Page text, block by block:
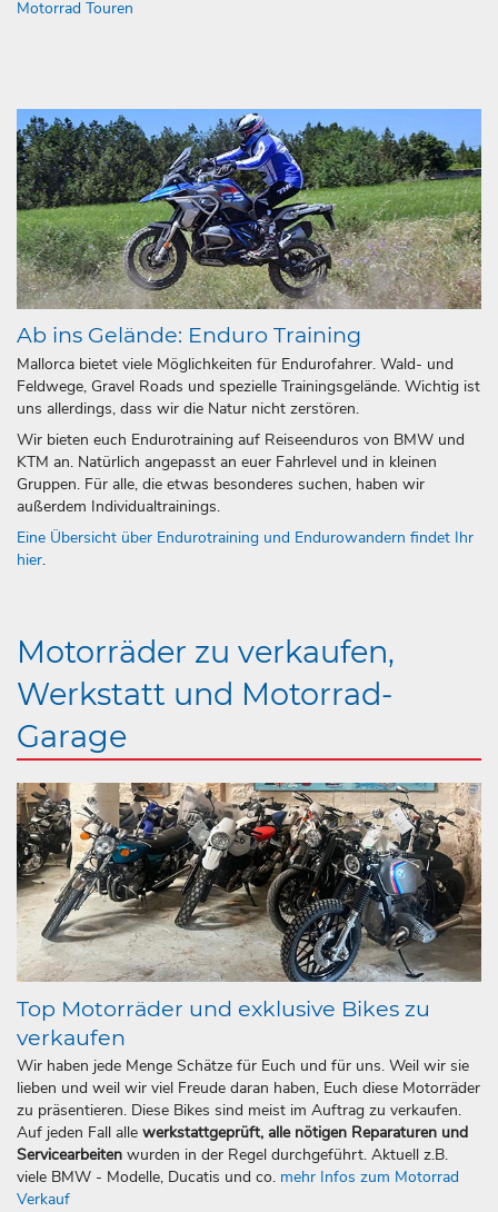
Motorrad Touren
Ab ins Gelände: Enduro Training
Mallorca bietet viele Möglichkeiten für Endurofahrer. Wald- und
Feldwege, Gravel Roads und spezielle Trainingsgelände. Wichtig ist
uns allerdings, dass wir die Natur nicht zerstören.
Wir bieten euch Endurotraining auf Reiseenduros von BMW und
KTM an. Natürlich angepasst an euer Fahrlevel und in kleinen
Gruppen. Für alle, die etwas besonderes suchen, haben wir
außerdem Individualtrainings.
Eine Übersicht über Endurotraining und Endurowandern findet Ihr
hier.
Motorräder zu verkaufen,
Werkstatt und Motorrad-
Garage
Top Motorräder und exklusive Bikes zu
verkaufen
Wir haben jede Menge Schätze für Euch und für uns. Weil wir sie
lieben und weil wir viel Freude daran haben, Euch diese Motorräder
zu präsentieren. Diese Bikes sind meist im Auftrag zu verkaufen.
Auf jeden Fall alle werkstattgeprüft, alle nötigen Reparaturen und
Servicearbeiten wurden in der Regel durchgeführt. Aktuell z.B.
viele BMW - Modelle, Ducatis und co. mehr Infos zum Motorrad
Verkauf